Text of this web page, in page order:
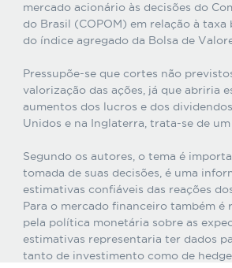
mercado acionário às decisões do
do Brasil (COPOM) em relação à
do índice agregado da Bolsa de
Pressupõe-se que cortes não
valorização das ações, já que abriria
aumentos dos lucros e dos
Unidos e na Inglaterra, trata-se de
Segundo os autores, o tema é
tomada de suas decisões, é uma
estimativas confiáveis das reações
Para o mercado financeiro também
pela política monetária sobre as
estimativas representaria ter dados
tanto de investimento como de